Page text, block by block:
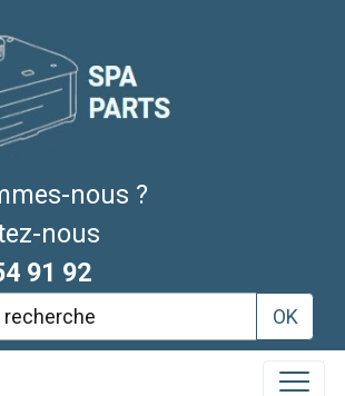
nous ?
nous
91 92
OK